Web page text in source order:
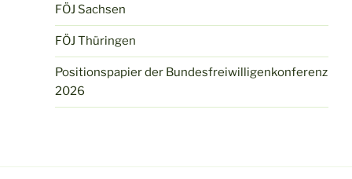
FÖJ Sachsen
FÖJ Thüringen
Positionspapier der Bundesfreiwilligenkonferenz
2026